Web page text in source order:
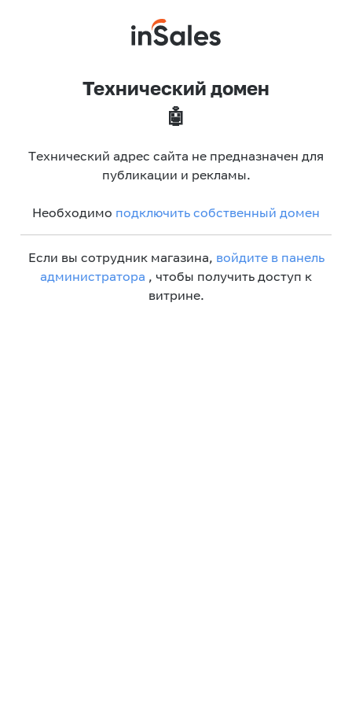
Технический домен
🤖
Технический адрес сайта не предназначен для
публикации и рекламы.
Необходимо подключить собственный домен
Если вы сотрудник магазина, войдите в панель
администратора , чтобы получить доступ к
витрине.